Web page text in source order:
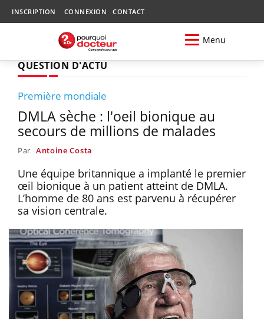
INSCRIPTION CONNEXION CONTACT
Menu
QUESTION D'ACTU
Première mondiale
DMLA sèche : l'oeil bionique au
secours de millions de malades
Par Antoine Costa
Une équipe britannique a implanté le premier
œil bionique à un patient atteint de DMLA.
L’homme de 80 ans est parvenu à récupérer
sa vision centrale.